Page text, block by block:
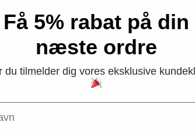
en ekstra dag.
og uden fedtet udseende.
hår.
naturlige ingredienser, der skånsomt
Få 5% rabat på din
næste ordre
du tilmelder dig vores eksklusive